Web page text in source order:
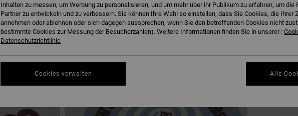
8/
Inhalten zu messen, um Werbung zu personalisieren, und um mehr über ihr Publikum zu erfahren, um die
Partner zu entwickeln und zu verbessern. Sie können Ihre Wahl so einstellen, dass Sie Cookies, die Ihrer
annehmen oder ablehnen oder sich dagegen aussprechen, wenn Sie den betreffenden Cookies nicht
bestimmte Cookies zur Messung der Besucherzahlen). Weitere Informationen finden Sie in unserer :
Datenschutzrichtlinie
Cookies verwalten Alle